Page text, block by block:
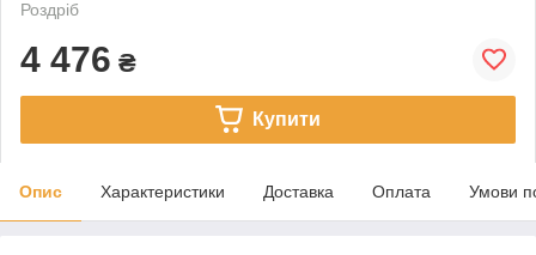
Роздріб
4 476 ₴
Купити
Опис Характеристики Доставка Оплата Умови